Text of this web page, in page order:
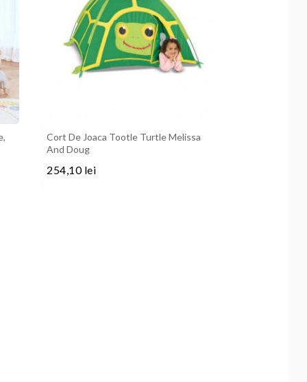
Cort De Joaca Tootle Turtle Melissa
And Doug
254,10 lei